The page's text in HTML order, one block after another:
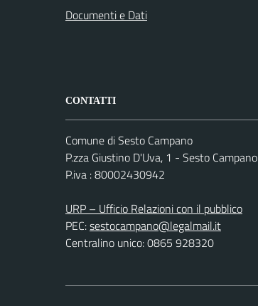
Documenti e Dati
CONTATTI
Comune di Sesto Campano
P.zza Giustino D'Uva, 1 - Sesto Campano
P.iva : 80002430942
URP – Ufficio Relazioni con il pubblico
PEC:sestocampano@legalmail.it
Centralino unico: 0865 928320